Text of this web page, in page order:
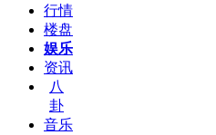
行情
楼盘
娱乐
资讯
八
卦
音乐